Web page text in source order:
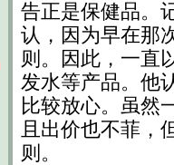
告正是保健品。
认，因为早在那
则。因此，一直
发水等产品。他
比较放心。虽然
且出价也不菲，
则。